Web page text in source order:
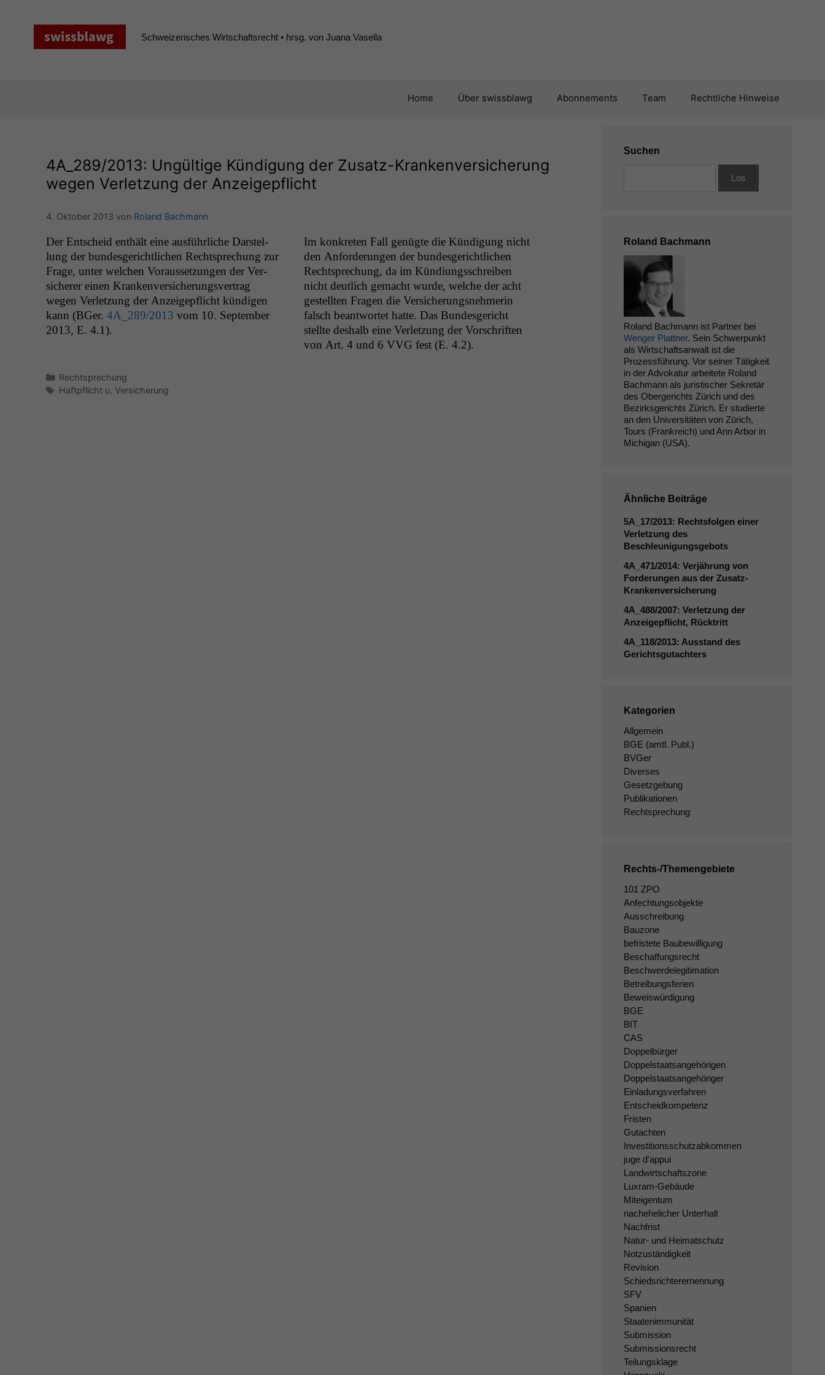
Schweizerisches Wirtschaftsrecht • hrsg. von Juana Vasella
Home Über swissblawg Abonnements Team Rechtliche Hinweise
4A_289/2013: Ungültige Kündigung der Zusatz-Krankenversicherung
wegen Verletzung der Anzeigepflicht
4. Oktober 2013 von Roland Bachmann
Der Entscheid enthält eine aus­führliche Darstel­
lung der bun­des­gerichtlichen Recht­sprechung zur
Frage, unter welchen Voraus­set­zun­gen der Ver­
sicher­er einen Kranken­ver­sicherungsver­trag
wegen Ver­let­zung der Anzeigepflicht kündi­gen
kann (BGer. 4A_289/2013 vom 10. Sep­tem­ber
2013, E. 4.1).
Im konkreten Fall genügte die Kündi­gung nicht
den Anforderun­gen der bun­des­gerichtlichen
Recht­sprechung, da im Kündi­ungss­chreiben
nicht deut­lich gemacht wurde, welche der acht
gestell­ten Fra­gen die Ver­sicherungsnehmerin
falsch beant­wortet hat­te. Das Bun­des­gericht
stellte deshalb eine Ver­let­zung der Vorschriften
von Art. 4 und 6 VVG fest (E. 4.2).
Kategorien
Rechtsprechung
Schlagwörter
Haftpflicht u. Versicherung
Suchen
Roland Bachmann
Roland Bachmann ist Partner bei
Wenger Plattner. Sein Schwerpunkt
als Wirtschaftsanwalt ist die
Prozessführung. Vor seiner Tätigkeit
in der Advokatur arbeitete Roland
Bachmann als juristischer Sekretär
des Obergerichts Zürich und des
Bezirksgerichts Zürich. Er studierte
an den Universitäten von Zürich,
Tours (Frankreich) und Ann Arbor in
Michigan (USA).
Ähnliche Beiträge
5A_17/2013: Rechtsfolgen einer
Verletzung des
Beschleunigungsgebots
4A_471/2014: Verjährung von
Forderungen aus der Zusatz-
Krankenversicherung
4A_488/2007: Verletzung der
Anzeigepflicht, Rücktritt
4A_118/2013: Ausstand des
Gerichtsgutachters
Kategorien
Allgemein
BGE (amtl. Publ.)
BVGer
Diverses
Gesetzgebung
Publikationen
Rechtsprechung
Rechts-/Themengebiete
101 ZPO
Anfechtungsobjekte
Ausschreibung
Bauzone
befristete Baubewilligung
Beschaffungsrecht
Beschwerdelegitimation
Betreibungsferien
Beweiswürdigung
BGE
BIT
CAS
Doppelbürger
Doppelstaatsangehörigen
Doppelstaatsangehöriger
Einladungsverfahren
Entscheidkompetenz
Fristen
Gutachten
Investitionsschutzabkommen
juge d'appui
Landwirtschaftszone
Luxram-Gebäude
Miteigentum
nachehelicher Unterhalt
Nachfrist
Natur- und Heimatschutz
Notzuständigkeit
Revision
Schiedsrichterernennung
SFV
Spanien
Staatenimmunität
Submission
Submissionsrecht
Teilungsklage